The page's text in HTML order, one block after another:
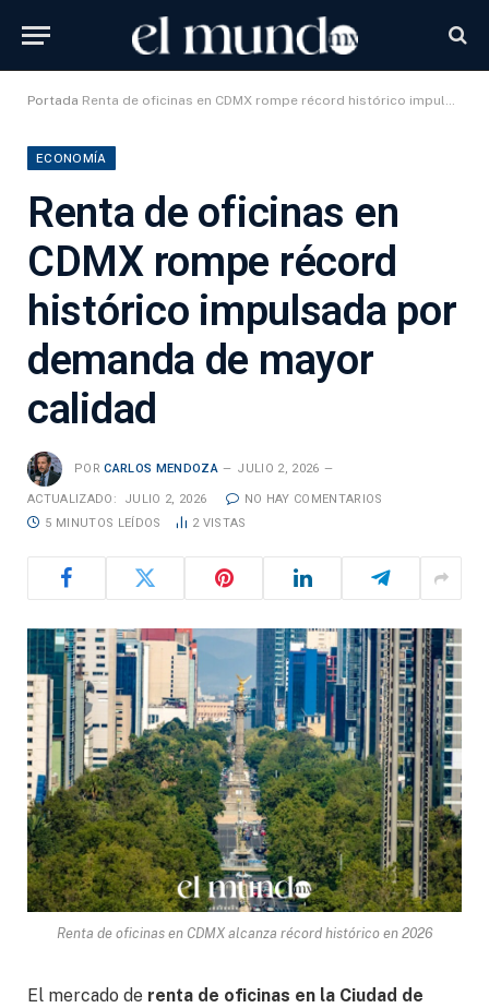
Portada Renta de oficinas en CDMX rompe récord histórico impulsada por demanda de mayor calidad
ECONOMÍA
Renta de oficinas en
CDMX rompe récord
histórico impulsada por
demanda de mayor
calidad
POR CARLOS MENDOZA JULIO 2, 2026
ACTUALIZADO: JULIO 2, 2026
NO HAY COMENTARIOS
5 MINUTOS LEÍDOS
2 VISTAS
Renta de oficinas en CDMX alcanza récord histórico en 2026
El mercado de renta de oficinas en la Ciudad de